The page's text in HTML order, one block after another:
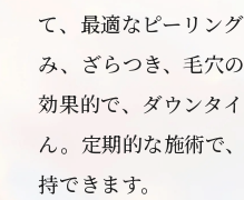
て、最適なピーリン
み、ざらつき、毛穴
効果的で、ダウンタ
ん。定期的な施術で
持できます。